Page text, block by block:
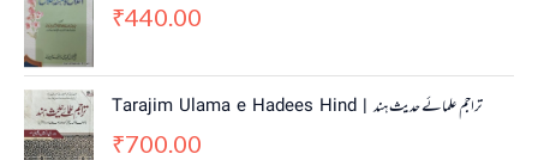
₹440.00
Tarajim Ulama e Hadees Hind | تراجم علمائے حديث ہند
₹700.00